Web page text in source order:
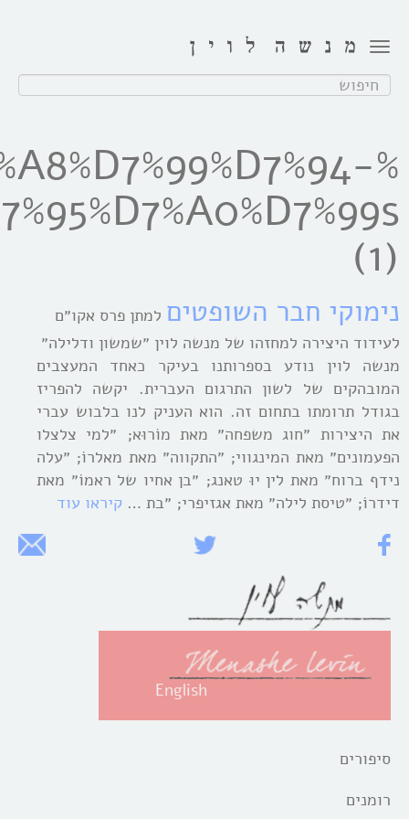
Toggle
navigation
חפש:
(1)
נימוקי חבר השופטים למתן פרס אקו״ם
לעידוד היצירה למחזהו של מנשה לוין ״שמשון ודלילה״
מנשה לוין נודע בספרותנו בעיקר כאחד המעצבים
המובהקים של לשון התרגום העברית. יקשה להפריז
בגודל תרומתו בתחום זה. הוא העניק לנו בלבוש עברי
את היצירות ״חוג משפחה״ מאת מוֹרוּא; ״למי צלצלו
הפעמונים״ מאת המינגווי; ״התקווה״ מאת מאלרוֹ; ״עלה
נידף ברוח״ מאת לין יוּ טאנג; ״בן אחיו של ראמוֹ״ מאת
דידרוֹ; ״טיסת לילה״ מאת אגזיפרי; ״בת … קיראו עוד
English
סיפורים
רומנים